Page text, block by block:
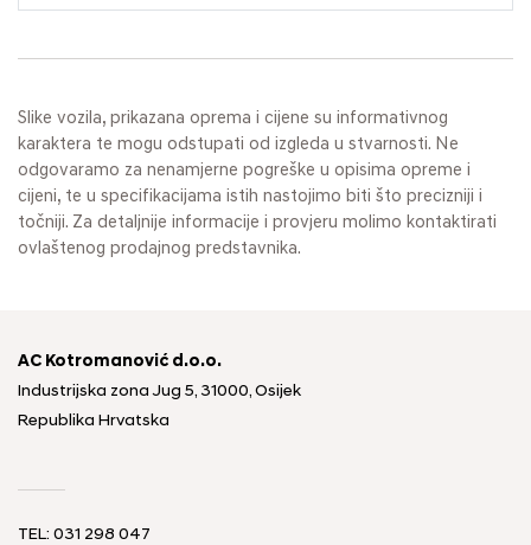
Slike vozila, prikazana oprema i cijene su informativnog
karaktera te mogu odstupati od izgleda u stvarnosti. Ne
odgovaramo za nenamjerne pogreške u opisima opreme i
cijeni, te u specifikacijama istih nastojimo biti što precizniji i
točniji. Za detaljnije informacije i provjeru molimo kontaktirati
ovlaštenog prodajnog predstavnika.
AC Kotromanović d.o.o.
Industrijska zona Jug 5, 31000, Osijek
Republika Hrvatska
TEL: 031 298 047